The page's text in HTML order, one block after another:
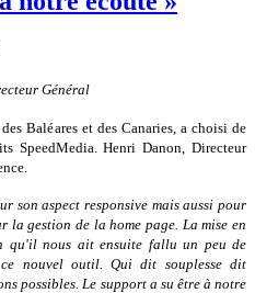
Général
Baléares et des Canaries, a choisi de
SpeedMedia. Henri Danon, Directeur
son aspect responsive mais aussi pour
la gestion de la home page. La mise en
qu'il nous ait ensuite fallu un peu de
nouvel outil. Qui dit souplesse dit
possibles. Le support a su être à notre